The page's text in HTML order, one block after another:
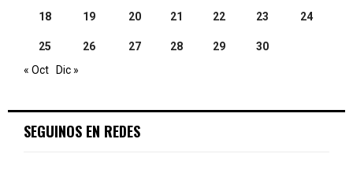
18 19 20 21 22 23 24
25 26 27 28 29
30
« Oct
Dic »
SEGUINOS EN REDES